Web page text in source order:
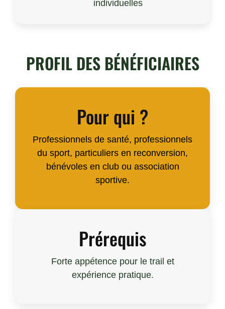
individuelles
PROFIL DES BÉNÉFICIAIRES
Pour qui ?
Professionnels de santé, professionnels
du sport, particuliers en reconversion,
bénévoles en club ou association
sportive.
Prérequis
Forte appétence pour le trail et
expérience pratique.